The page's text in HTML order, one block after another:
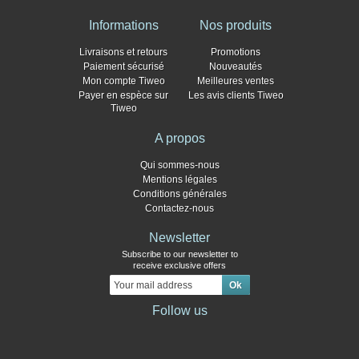
Informations
Livraisons et retours
Paiement sécurisé
Mon compte Tiweo
Payer en espèce sur
Tiweo
Nos produits
Promotions
Nouveautés
Meilleures ventes
Les avis clients Tiweo
A propos
Qui sommes-nous
Mentions légales
Conditions générales
Contactez-nous
Newsletter
Subscribe to our newsletter to
receive exclusive offers
Follow us